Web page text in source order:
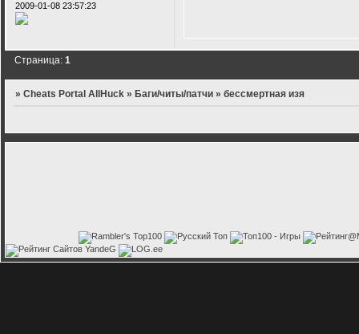
2009-01-08 23:57:23
Страница:1
»Cheats Portal AllHuck »Баги/читы/патчи »бессмертная изя